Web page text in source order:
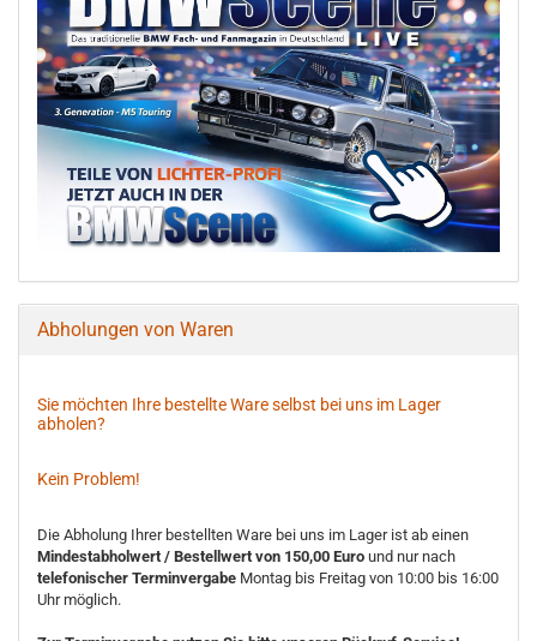
Abholungen von Waren
Sie möchten Ihre bestellte Ware selbst bei uns im Lager
abholen?
Kein Problem!
Die Abholung Ihrer bestellten Ware bei uns im Lager ist ab einen
Mindestabholwert / Bestellwert von 150,00 Euro und nur nach
telefonischer Terminvergabe Montag bis Freitag von 10:00 bis 16:00
Uhr möglich.